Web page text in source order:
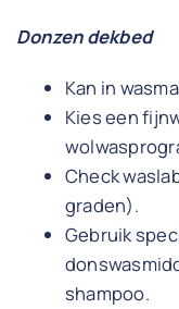
Donzen dekbed
Kan in
Kies een
Check
graden).
Gebruik
shampoo.